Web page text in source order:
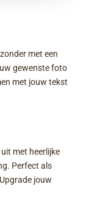
met een
gewenste foto
met jouw tekst
met heerlijke
Perfect als
jouw